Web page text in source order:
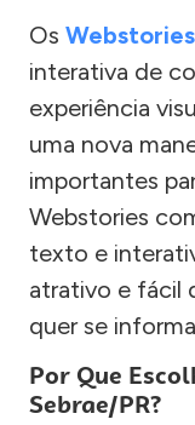
Os Webstories
interativa de
experiência
uma nova
importantes
Webstories
texto e
atrativo e fácil
quer se
Por Que
Sebrae/PR?